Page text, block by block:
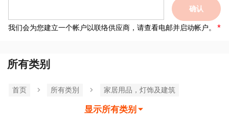
确认
我们会为您建立一个帐户以联络供应商，请查看电邮并启动帐户。
所有类别
首页 所有类別 家居用品，灯饰及建筑
显示所有类别